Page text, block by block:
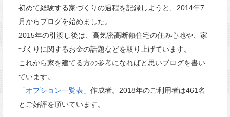
初めて経験する家づくりの過程を記録しようと、2014年7
月からブログを始めました。
2015年の引渡し後は、高気密高断熱住宅の住み心地や、家
づくりに関するお金の話題などを取り上げています。
これから家を建てる方の参考になればと思いブログを書い
ています。
「 オプション一覧表 」作成者。2018年のご利用者は461名
とご好評を頂いています。